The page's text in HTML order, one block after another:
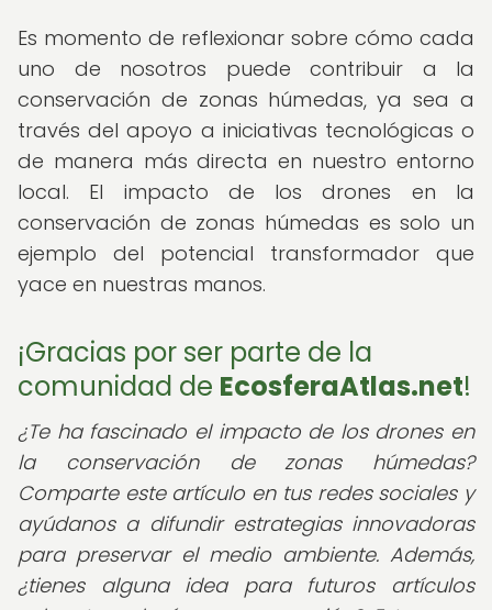
Es momento de reflexionar sobre cómo cada
uno de nosotros puede contribuir a la
conservación de zonas húmedas, ya sea a
través del apoyo a iniciativas tecnológicas o
de manera más directa en nuestro entorno
local. El impacto de los drones en la
conservación de zonas húmedas es solo un
ejemplo del potencial transformador que
yace en nuestras manos.
¡Gracias por ser parte de la
comunidad de EcosferaAtlas.net!
¿Te ha fascinado el impacto de los drones en
la conservación de zonas húmedas?
Comparte este artículo en tus redes sociales y
ayúdanos a difundir estrategias innovadoras
para preservar el medio ambiente. Además,
¿tienes alguna idea para futuros artículos